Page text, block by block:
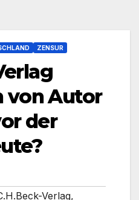
ZENSUR
von Autor
der
Verlag,